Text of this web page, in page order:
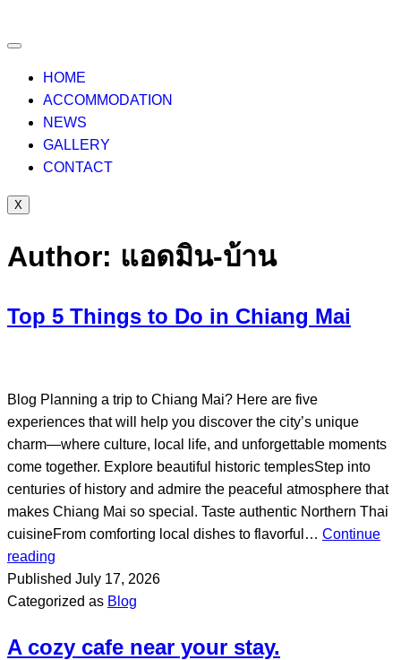
HOME
ACCOMMODATION
NEWS
GALLERY
CONTACT
X
Author: แอดมิน-บ้าน
Top 5 Things to Do in Chiang Mai
Blog Planning a trip to Chiang Mai? Here are five
experiences that will help you discover the city’s unique
charm—where culture, local life, and unforgettable moments
come together. Explore beautiful historic templesStep into
centuries of history and admire the peaceful atmosphere that
makes Chiang Mai so special. Taste authentic Northern Thai
cuisineFrom comforting local dishes to flavorful… Continue
reading
Published July 17, 2026
Categorized as Blog
A cozy cafe near your stay.